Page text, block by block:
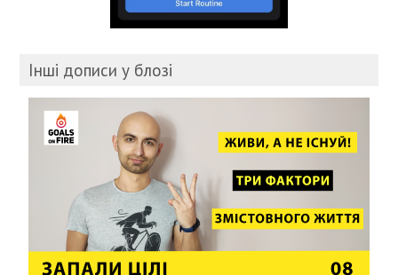
Інші дописи у блозі